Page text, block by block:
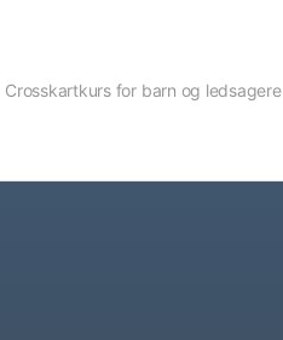
Crosskartkurs for barn og ledsagere